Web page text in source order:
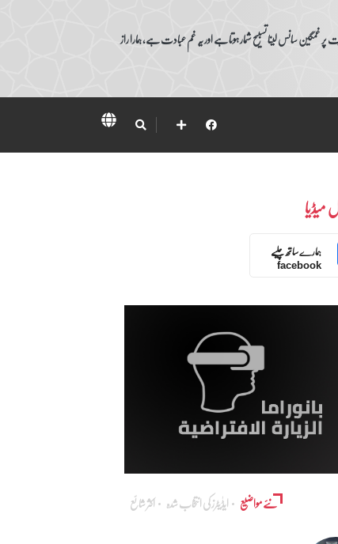
غمگین سانس لینا تسبیح شمار ہوتا ہے اور یہ غم عبادت ہے، ہمارا راز
ہمارے ساتھ چلیے
facebook
نئے مواضیع ایڈٰیٹرز کی انتخاب شدہ اکثر شائع